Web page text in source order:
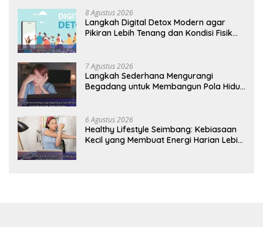
8 Agustus 2026
Langkah Digital Detox Modern agar
Pikiran Lebih Tenang dan Kondisi Fisik
7 Agustus 2026
Langkah Sederhana Mengurangi
Begadang untuk Membangun Pola Hidup
6 Agustus 2026
Healthy Lifestyle Seimbang: Kebiasaan
Kecil yang Membuat Energi Harian Lebih